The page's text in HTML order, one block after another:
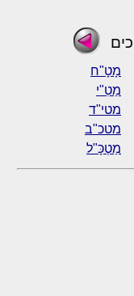
מָטָ"ח
מַטִ"י
מטי"ד
מטכ"ב
מַטְכָּ"ל